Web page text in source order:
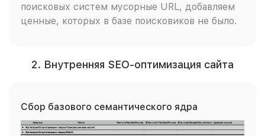
поисковых систем мусорные URL, добавляем
ценные, которых в базе поисковиков не было.
2. Внутренняя SEO-оптимизация сайта
Сбор базового семантического ядра